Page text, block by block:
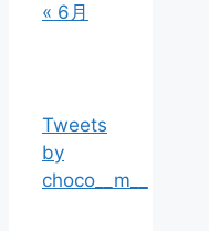
« 6月
Tweets
by
choco__m__